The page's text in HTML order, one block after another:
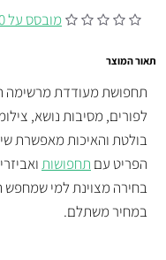
מובסס על 0 דירוגים.
תאור המוצר
תחפושת מעודדת מרשימה
לפורים, מסיבות נושא,
בולטת והאיכות מאפשרת
הפריט עם תחפושות
בחירה מצוינת למי שמחפש
במחיר משתלם.